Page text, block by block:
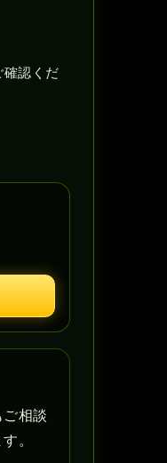
確認くだ
相談
。